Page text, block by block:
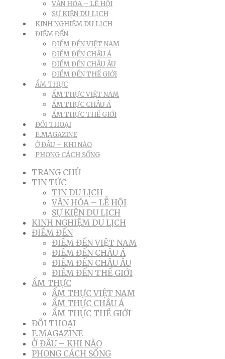
VĂN HÓA – LỄ HỘI
SỰ KIỆN DU LỊCH
KINH NGHIỆM DU LỊCH
ĐIỂM ĐẾN
ĐIỂM ĐẾN VIỆT NAM
ĐIỂM ĐẾN CHÂU Á
ĐIỂM ĐẾN CHÂU ÂU
ĐIỂM ĐẾN THẾ GIỚI
ẨM THỰC
ẨM THỰC VIỆT NAM
ẨM THỰC CHÂU Á
ẨM THỰC THẾ GIỚI
ĐỐI THOẠI
E.MAGAZINE
Ở ĐÂU – KHI NÀO
PHONG CÁCH SỐNG
TRANG CHỦ
TIN TỨC
TIN DU LỊCH
VĂN HÓA – LỄ HỘI
SỰ KIỆN DU LỊCH
KINH NGHIỆM DU LỊCH
ĐIỂM ĐẾN
ĐIỂM ĐẾN VIỆT NAM
ĐIỂM ĐẾN CHÂU Á
ĐIỂM ĐẾN CHÂU ÂU
ĐIỂM ĐẾN THẾ GIỚI
ẨM THỰC
ẨM THỰC VIỆT NAM
ẨM THỰC CHÂU Á
ẨM THỰC THẾ GIỚI
ĐỐI THOẠI
E.MAGAZINE
Ở ĐÂU – KHI NÀO
PHONG CÁCH SỐNG